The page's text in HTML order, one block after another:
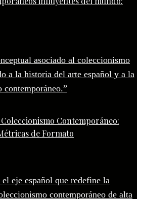
Contemporáneo:
de Formato